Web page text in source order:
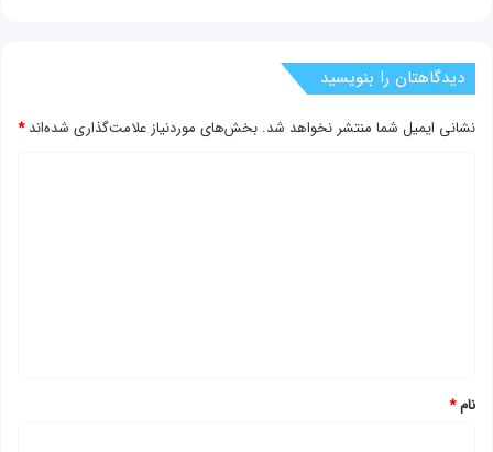
دیدگاهتان را بنویسید
نشانی ایمیل شما منتشر نخواهد شد. بخش‌های موردنیاز علامت‌گذاری شده‌اند*
نام*